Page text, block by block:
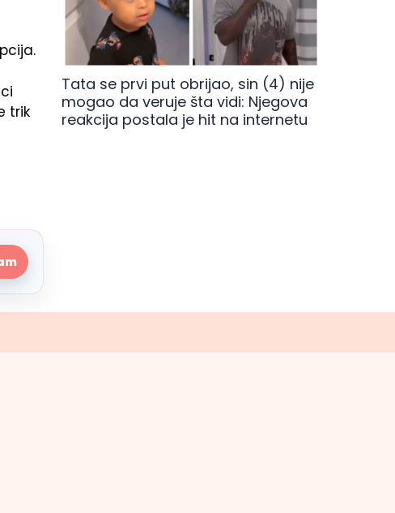
trik
Tata se prvi put obrijao, sin (4) nije
mogao da veruje šta vidi: Njegova
reakcija postala je hit na internetu